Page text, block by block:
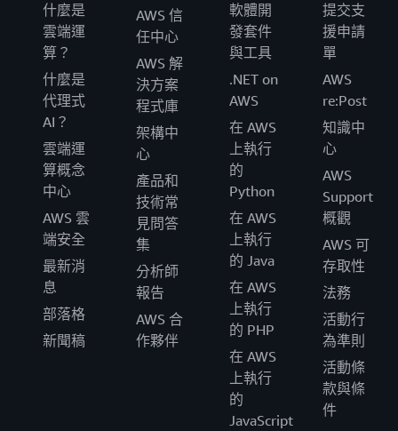
什麼是
雲端運
算？
什麼是
代理式
AI？
雲端運
算概念
中心
AWS 雲
端安全
最新消
息
部落格
新聞稿
AWS 信
任中心
AWS 解
決方案
程式庫
架構中
心
產品和
技術常
見問答
集
分析師
報告
AWS 合
作夥伴
軟體開
發套件
與工具
.NET on
AWS
在 AWS
上執行
的
Python
在 AWS
上執行
的 Java
在 AWS
上執行
的 PHP
在 AWS
上執行
的
JavaScript
提交支
援申請
單
AWS
re:Post
知識中
心
AWS
Support
概觀
AWS 可
存取性
法務
活動行
為準則
活動條
款與條
件